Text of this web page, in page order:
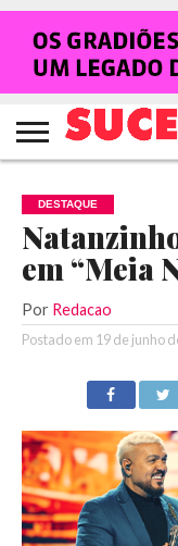
HOME
NOTÍCIAS
SHOWS
ENTREVISTAS
CLIQUES
RANKING
CROWLEY
TV
SUCESSO!
REVISTA
SUCESSO!
DESTAQUE
em “Meia
Por Redacao
Postado em 19 de junho